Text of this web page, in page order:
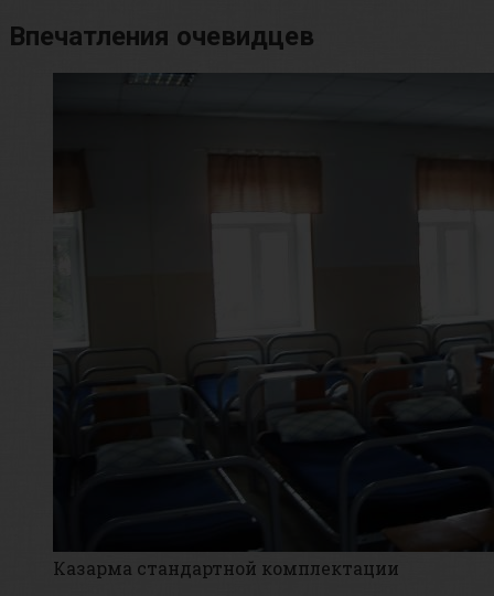
Впечатления очевидцев
Казарма стандартной комплектации